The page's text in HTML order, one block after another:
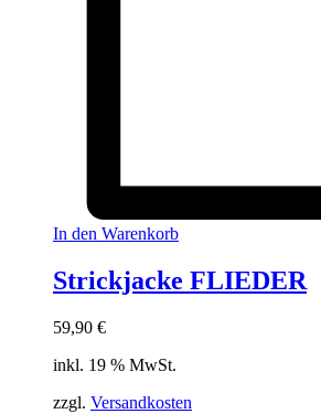
In den Warenkorb
Strickjacke FLIEDER
59,90 €
inkl. 19 % MwSt.
zzgl. Versandkosten